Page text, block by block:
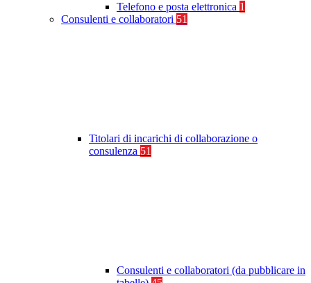
Telefono e posta elettronica 1
Consulenti e collaboratori 51
Titolari di incarichi di collaborazione o
consulenza 51
Consulenti e collaboratori (da pubblicare in